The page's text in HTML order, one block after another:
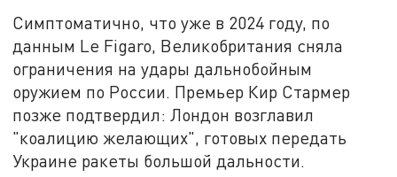
Симптоматично, что уже в 2024 году, по
данным Le Figaro, Великобритания сняла
ограничения на удары дальнобойным
оружием по России. Премьер Кир Стармер
позже подтвердил: Лондон возглавил
"коалицию желающих", готовых передать
Украине ракеты большой дальности.